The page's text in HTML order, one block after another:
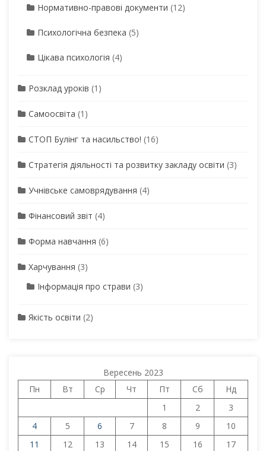
Нормативно-правові документи (12)
Психологічна безпека (5)
Цікава психологія (4)
Розклад уроків (1)
Самоосвіта (1)
СТОП Булінг та насильство! (16)
Стратегія діяльності та розвитку закладу освіти (3)
Учнівське самоврядування (4)
Фінансовий звіт (4)
Форма навчання (6)
Харчування (3)
Інформація про страви (3)
Якість освіти (2)
Вересень 2023
Пн
Вт Ср Чт Пт Сб
Нд
1
2
3
4
5 6 7 8 9
10
11
12 13 14 15 16
17